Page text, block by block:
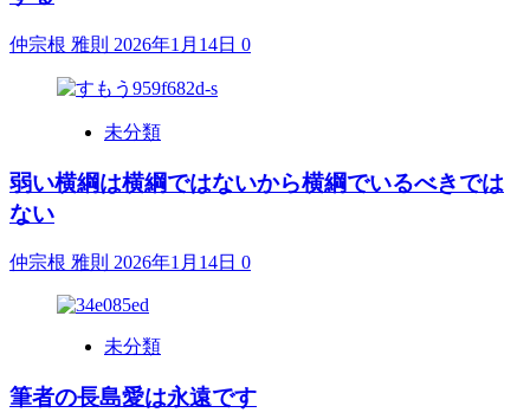
仲宗根 雅則 2026年1月14日 0
未分類
弱い横綱は横綱ではないから横綱でいるべきでは
ない
仲宗根 雅則 2026年1月14日 0
未分類
筆者の長島愛は永遠です